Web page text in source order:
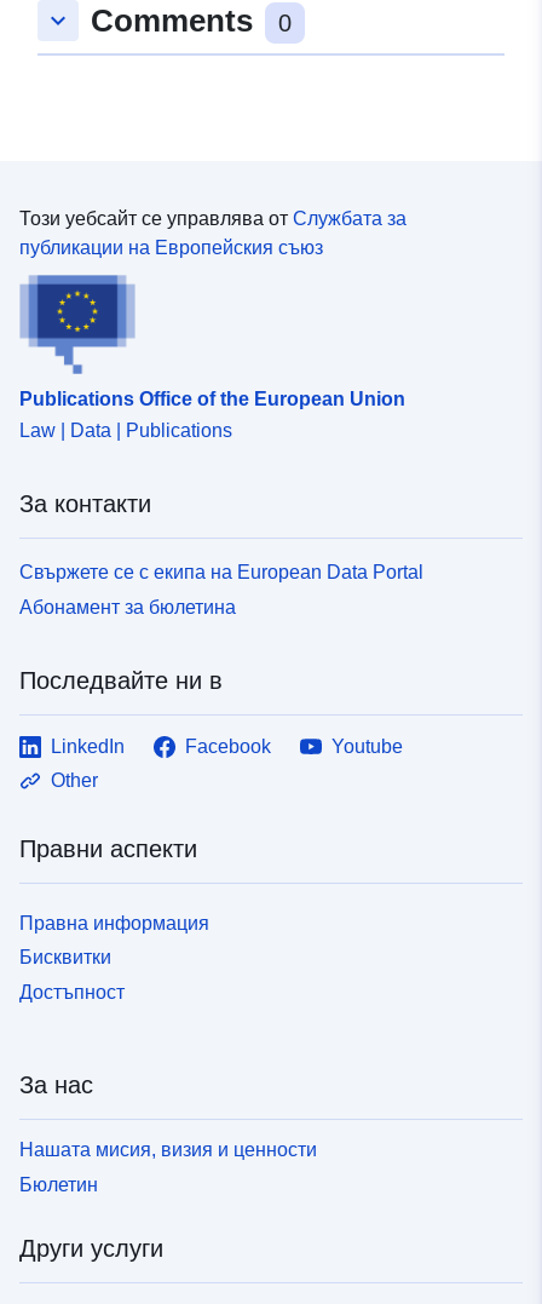
keyboard_arrow_down Comments 0
Този уебсайт се управлява от Службата за
публикации на Европейския съюз
Publications Office of the European Union
Law | Data | Publications
За контакти
Свържете се с екипа на European Data Portal
Абонамент за бюлетина
Последвайте ни в
LinkedIn Facebook
Youtube
Other
Правни аспекти
Правна информация
Бисквитки
Достъпност
За нас
Нашата мисия, визия и ценности
Бюлетин
Други услуги